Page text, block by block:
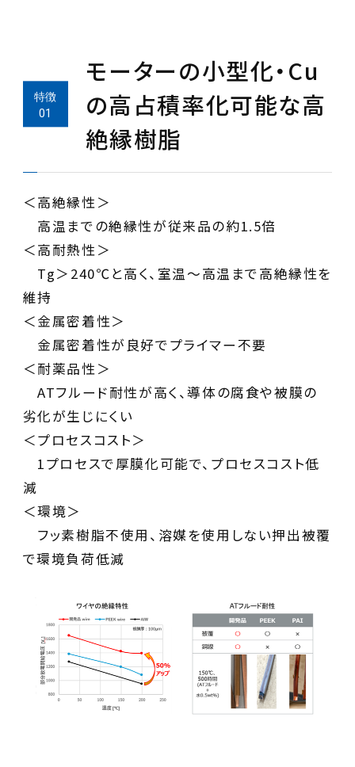
モーターの小型化・Cu
の高占積率化可能な高
絶縁樹脂
＜高絶縁性＞
高温までの絶縁性が従来品の約1.5倍
＜高耐熱性＞
Tg＞240℃と高く、室温～高温まで高絶縁性を
維持
＜金属密着性＞
金属密着性が良好でプライマー不要
＜耐薬品性＞
ATフルード耐性が高く、導体の腐食や被膜の
劣化が生じにくい
＜プロセスコスト＞
1プロセスで厚膜化可能で、プロセスコスト低
減
＜環境＞
フッ素樹脂不使用、溶媒を使用しない押出被覆